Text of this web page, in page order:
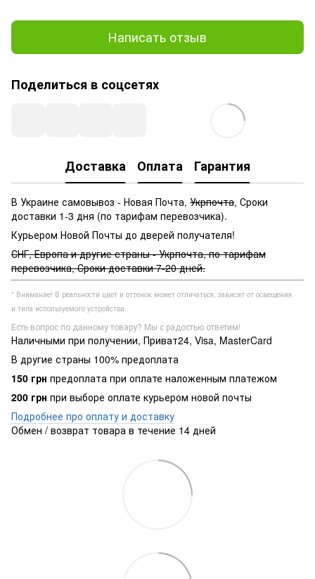
Написать отзыв
Поделиться в соцсетях
Доставка Оплата Гарантия
В Украине самовывоз - Новая Почта, Укрпочта, Сроки
доставки 1-3 дня (по тарифам перевозчика).
Курьером Новой Почты до дверей получателя!
СНГ, Европа и другие страны - Укрпочта, по тарифам
перевозчика, Сроки доставки 7-20 дней.
* Внимание! В реальности цвет и оттенок может отличаться, зависит от освещения
и типа используемого устройства.
Есть вопрос по данному товару? Мы с радостью ответим!
Наличными при получении, Приват24, Visa, MasterCard
В другие страны 100% предоплата
150 грн предоплата при оплате наложенным платежом
200 грн при выборе оплате курьером новой почты
Подробнее про оплату и доставку
Обмен / возврат товара в течение 14 дней